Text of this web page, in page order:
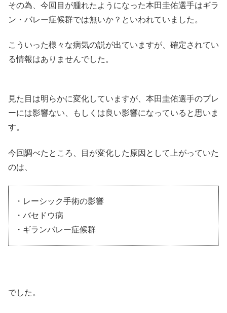
その為、今回目が腫れたようになった本田圭佑選手はギラ
ン・バレー症候群では無いか？といわれていました。
こういった様々な病気の説が出ていますが、確定されてい
る情報はありませんでした。
見た目は明らかに変化していますが、本田圭佑選手のプレ
ーには影響ない、もしくは良い影響になっていると思いま
す。
今回調べたところ、目が変化した原因として上がっていた
のは、
・レーシック手術の影響
・バセドウ病
・ギランバレー症候群
でした。